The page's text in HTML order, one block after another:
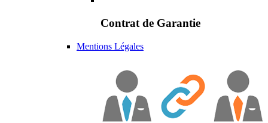
Contrat de Garantie
Mentions Légales